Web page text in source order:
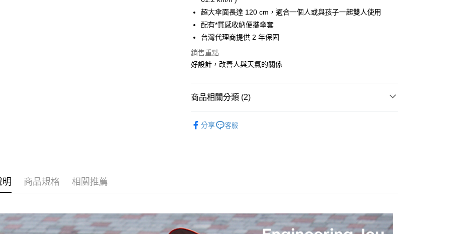
便利好安心！
１．簡單：不需註冊會員、不需綁卡、不需儲值。
２．便利：只要手機號碼，簡訊認證，即可結帳。
【「AFTEE先享後付」結帳流程】
１．於結帳方式選擇「AFTEE先享後付」後，將跳轉至「AFTEE先享後
付」結帳頁面，進行簡訊認證並確認金額後，即可完成結帳。
／ATM／網路銀行／等多元方式進行付款，方視為交易完成。
※ 請注意：結帳手續完成當下不需立刻繳費，但若您需要取消訂單，請聯
先享後付繳納相關費用。
※ 交易是否成功請以「AFTEE先享後付 」之結帳頁面顯示為準，若有關於
https://aftee.tw/terms/#terms3
３．未成年的使用者請事先徵得法定代理人或監護人之同意方可使用
「AFTEE先享後付」，若未經同意申辦者引起之損失，本公司不負相關責
貨到付款
宅配
宅配-離島
付款後門市自取
超大傘面長達 120 cm，適合一個人或與孩子一起雙人使用
配有*質感收納便攜傘套
台灣代理商提供 2 年保固
銷售重點
好設計，改善人與天氣的關係
商品相關分類 (2)
分享 客服
明 商品規格 相關推薦